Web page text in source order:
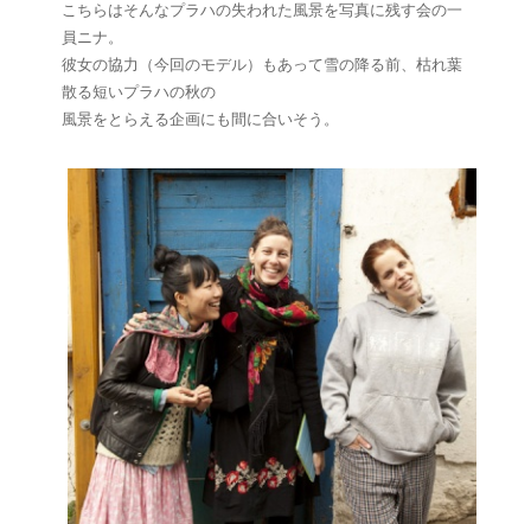
こちらはそんなプラハの失われた風景を写真に残す会の一
員ニナ。
彼女の協力（今回のモデル）もあって雪の降る前、枯れ葉
散る短いプラハの秋の
風景をとらえる企画にも間に合いそう。